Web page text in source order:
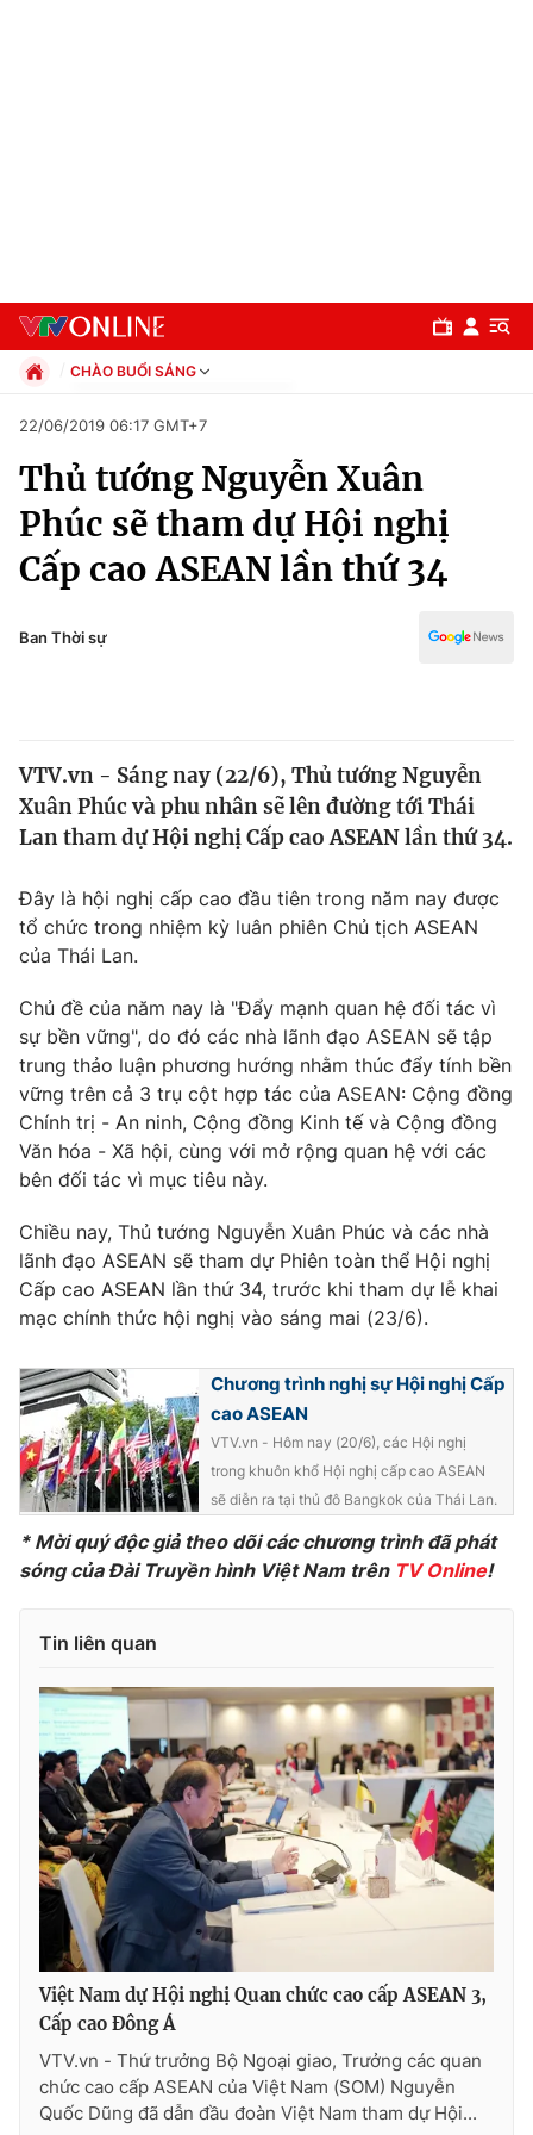
Chuyên mục
Chính trị
Thế giới
Thế giới đó đây
Câu chuyện quốc tế
Kinh tế
Tài chính
Góc doanh nghiệp
Dữ liệu và đời sống
Truyền hình
Phim VTV
Hậu trường
Nhân vật
Giải sao mai
Giải trí
Điện ảnh
Âm nhạc
Sao
Đời sống
Làm đẹp
Chất lượng cuộc sống
Giáo dục
Tuyển sinh
Học trực tuyến
Công nghệ
Sản phẩm
Thị trường
Tư vấn
Giao lưu trực tuyến
Lịch phát sóng
Emagazine Podcast
Photo
Video Shorts video
VTV Money VTV Thể thao
VTV Sức khoẻ Bất động sản
Thị trường 24h Tấm lòng Việt
VTV4 Vươn mình bằng AI
VTV9 VTV8
Liên hệ tòa soạn English
CHÀO BUỔI SÁNG
Xã hội
Pháp luật
Thể thao
Truyền hình
Đời sống
22/06/2019 06:17 GMT+7
Thủ tướng Nguyễn Xuân
Phúc sẽ tham dự Hội nghị
Cấp cao ASEAN lần thứ 34
Ban Thời sự
VTV.vn - Sáng nay (22/6), Thủ tướng Nguyễn
Xuân Phúc và phu nhân sẽ lên đường tới Thái
Lan tham dự Hội nghị Cấp cao ASEAN lần thứ 34.
Đây là hội nghị cấp cao đầu tiên trong năm nay được
tổ chức trong nhiệm kỳ luân phiên Chủ tịch ASEAN
của Thái Lan.
Chủ đề của năm nay là "Đẩy mạnh quan hệ đối tác vì
sự bền vững", do đó các nhà lãnh đạo ASEAN sẽ tập
trung thảo luận phương hướng nhằm thúc đẩy tính bền
vững trên cả 3 trụ cột hợp tác của ASEAN: Cộng đồng
Chính trị - An ninh, Cộng đồng Kinh tế và Cộng đồng
Văn hóa - Xã hội, cùng với mở rộng quan hệ với các
bên đối tác vì mục tiêu này.
Chiều nay, Thủ tướng Nguyễn Xuân Phúc và các nhà
lãnh đạo ASEAN sẽ tham dự Phiên toàn thể Hội nghị
Cấp cao ASEAN lần thứ 34, trước khi tham dự lễ khai
mạc chính thức hội nghị vào sáng mai (23/6).
Chương trình nghị sự Hội nghị Cấp
cao ASEAN
VTV.vn - Hôm nay (20/6), các Hội nghị
trong khuôn khổ Hội nghị cấp cao ASEAN
sẽ diễn ra tại thủ đô Bangkok của Thái Lan.
* Mời quý độc giả theo dõi các chương trình đã phát
sóng của Đài Truyền hình Việt Nam trên TV Online!
Tin liên quan
Việt Nam dự Hội nghị Quan chức cao cấp ASEAN 3,
Cấp cao Đông Á
VTV.vn - Thứ trưởng Bộ Ngoại giao, Trưởng các quan
chức cao cấp ASEAN của Việt Nam (SOM) Nguyễn
Quốc Dũng đã dẫn đầu đoàn Việt Nam tham dự Hội...